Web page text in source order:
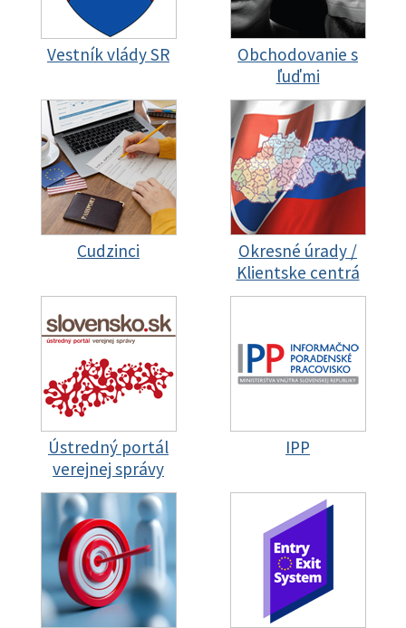
Vestník vlády SR
Obchodovanie s
ľuďmi
Cudzinci
Okresné úrady /
Klientske centrá
Ústredný portál
verejnej správy
IPP